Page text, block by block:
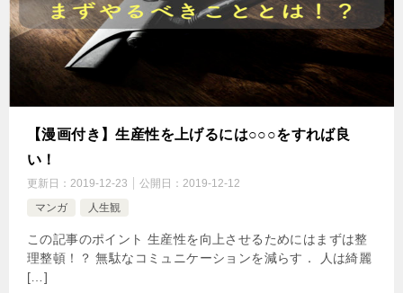
【漫画付き】生産性を上げるには○○○をすれば良
い！
更新日： 2019-12-23 公開日： 2019-12-12
マンガ
人生観
この記事のポイント 生産性を向上させるためにはまずは整
理整頓！？ 無駄なコミュニケーションを減らす． 人は綺麗
[…]